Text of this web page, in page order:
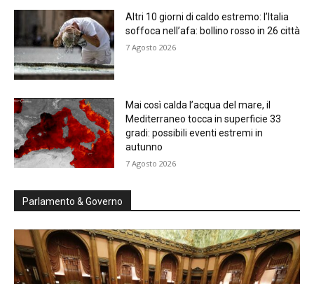
Altri 10 giorni di caldo estremo: l’Italia
soffoca nell’afa: bollino rosso in 26 città
7 Agosto 2026
Mai così calda l’acqua del mare, il
Mediterraneo tocca in superficie 33
gradi: possibili eventi estremi in
autunno
7 Agosto 2026
Parlamento & Governo